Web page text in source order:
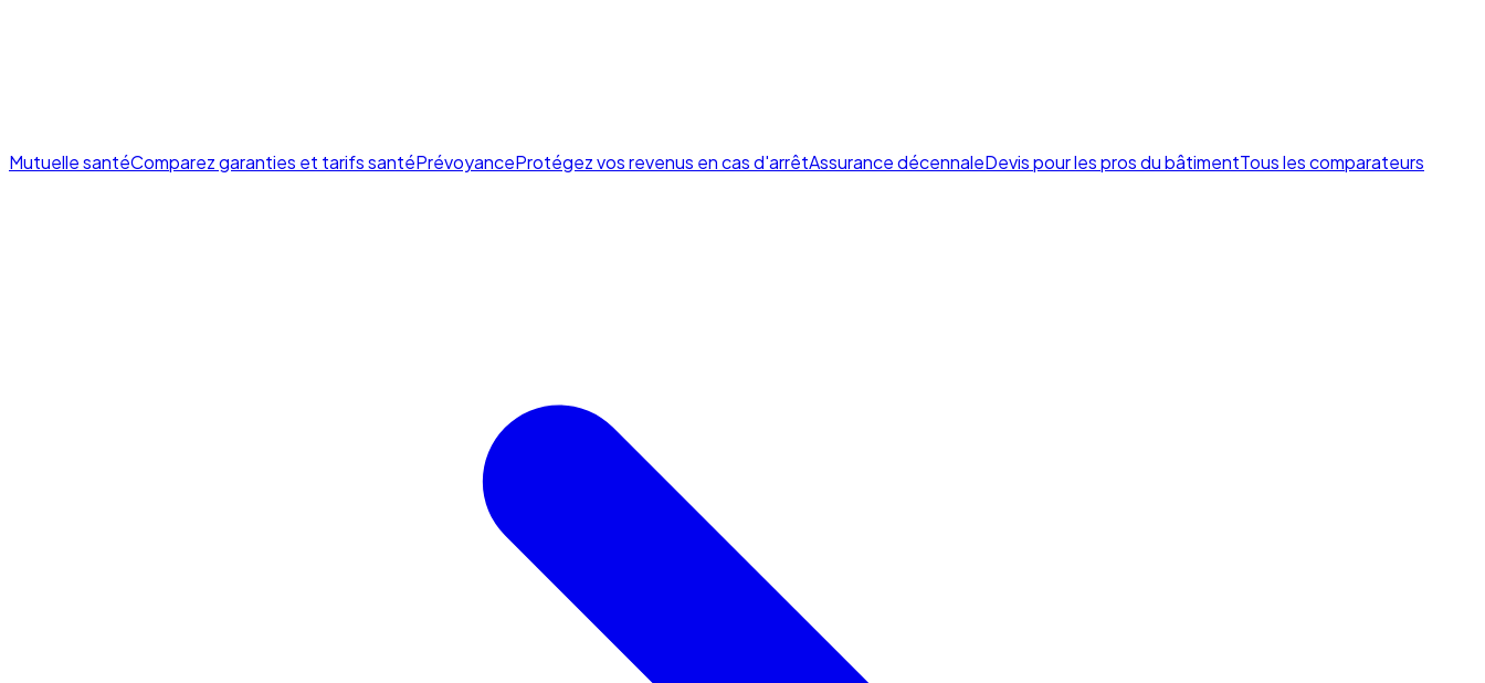
Mutuelle santéComparez garanties et tarifs santéPrévoyanceProtégez vos revenus en cas d'arrêtAssurance décennaleDevis pour les pros du bâtimentTous les comparateurs